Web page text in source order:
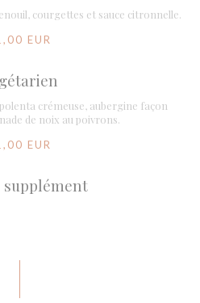
courgettes et sauce citronnelle.
EUR
crémeuse, aubergine façon
de noix au poivrons.
EUR
supplément